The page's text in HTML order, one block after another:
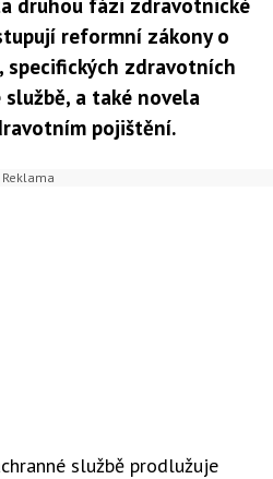
reformní zákony o
zdravotních
a také novela
pojištění.
službě prodlužuje